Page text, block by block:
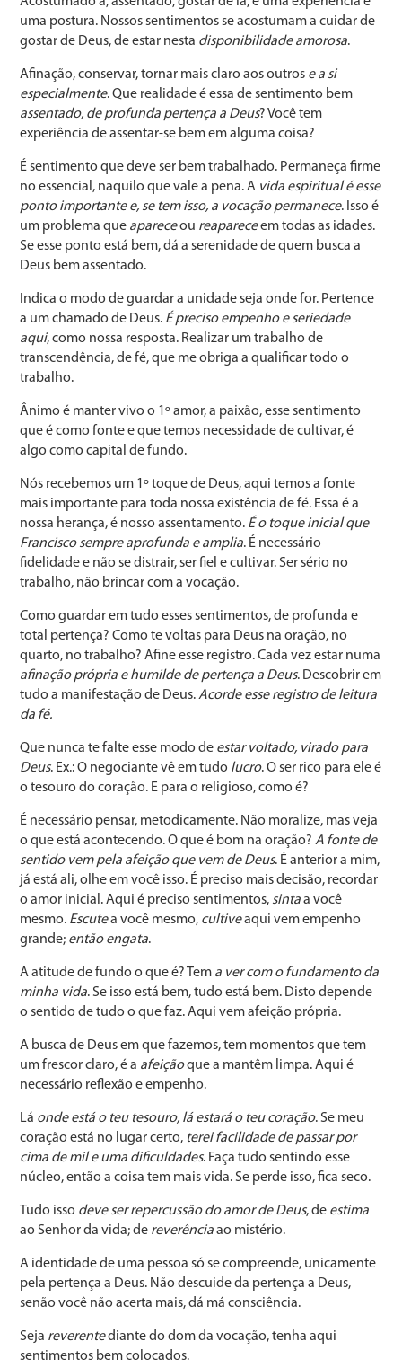
uma postura. Nossos sentimentos se acostumam a cuidar de
gostar de Deus, de estar nesta disponibilidade amorosa.
Afinação, conservar, tornar mais claro aos outros e a si
especialmente. Que realidade é essa de sentimento bem
assentado, de profunda pertença a Deus? Você tem
experiência de assentar-se bem em alguma coisa?
É sentimento que deve ser bem trabalhado. Permaneça firme
no essencial, naquilo que vale a pena. A vida espiritual é esse
ponto importante e, se tem isso, a vocação permanece. Isso é
um problema que apareceou reapareceem todas as idades.
Se esse ponto está bem, dá a serenidade de quem busca a
Deus bem assentado.
Indica o modo de guardar a unidade seja onde for. Pertence
a um chamado de Deus. É preciso empenho e seriedade
aqui, como nossa resposta. Realizar um trabalho de
transcendência, de fé, que me obriga a qualificar todo o
trabalho.
Ânimo é manter vivo o 1º amor, a paixão, esse sentimento
que é como fonte e que temos necessidade de cultivar, é
algo como capital de fundo.
Nós recebemos um 1º toque de Deus, aqui temos a fonte
mais importante para toda nossa existência de fé. Essa é a
nossa herança, é nosso assentamento. É o toque inicial que
Francisco sempre aprofunda e amplia. É necessário
fidelidade e não se distrair, ser fiel e cultivar. Ser sério no
trabalho, não brincar com a vocação.
Como guardar em tudo esses sentimentos, de profunda e
total pertença? Como te voltas para Deus na oração, no
quarto, no trabalho? Afine esse registro. Cada vez estar numa
afinação própria e humilde de pertença a Deus. Descobrir em
tudo a manifestação de Deus.Acorde esse registro de leitura
da fé.
Que nunca te falte esse modo de estar voltado, virado para
Deus. Ex.: O negociante vê em tudo lucro. O ser rico para ele é
o tesouro do coração. E para o religioso, como é?
É necessário pensar, metodicamente. Não moralize, mas veja
o que está acontecendo. O que é bom na oração?A fonte de
sentido vem pela afeição que vem de Deus. É anterior a mim,
já está ali, olhe em você isso. É preciso mais decisão, recordar
o amor inicial. Aqui é preciso sentimentos, sintaa você
mesmo. Escutea você mesmo, cultiveaqui vem empenho
grande; então engata.
A atitude de fundo o que é? Tem a ver com o fundamento da
minha vida. Se isso está bem, tudo está bem. Disto depende
o sentido de tudo o que faz. Aqui vem afeição própria.
A busca de Deus em que fazemos, tem momentos que tem
um frescor claro, é a afeiçãoque a mantêm limpa. Aqui é
necessário reflexão e empenho.
Lá onde está o teu tesouro, lá estará o teu coração. Se meu
coração está no lugar certo, terei facilidade de passar por
cima de mil e uma dificuldades. Faça tudo sentindo esse
núcleo, então a coisa tem mais vida. Se perde isso, fica seco.
Tudo isso deve ser repercussão do amor de Deus, de estima
ao Senhor da vida; de reverênciaao mistério.
A identidade de uma pessoa só se compreende, unicamente
pela pertença a Deus. Não descuide da pertença a Deus,
senão você não acerta mais, dá má consciência.
Seja reverentediante do dom da vocação, tenha aqui
sentimentos bem colocados.